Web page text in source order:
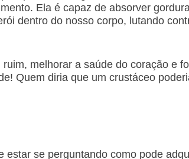
Ela é capaz de absorver
dentro do nosso corpo, lutando
melhorar a saúde do coração e
Quem diria que um crustáceo
se perguntando como pode